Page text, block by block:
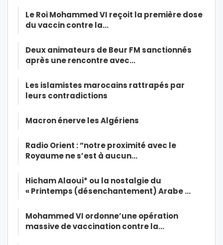
Le Roi Mohammed VI reçoit la première dose
du vaccin contre la…
Deux animateurs de Beur FM sanctionnés
après une rencontre avec…
Les islamistes marocains rattrapés par
leurs contradictions
Macron énerve les Algériens
Radio Orient : “notre proximité avec le
Royaume ne s’est à aucun…
Hicham Alaoui* ou la nostalgie du
« Printemps (désenchantement) Arabe …
Mohammed VI ordonne’une opération
massive de vaccination contre la…